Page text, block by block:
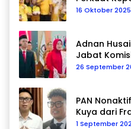
16 Oktober 2025
Adnan
Jabat
26 September
PAN
Kuya dari
1 September